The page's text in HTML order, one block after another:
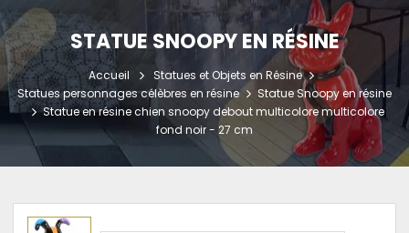
STATUE SNOOPY EN RÉSINE
Accueil
Statues et Objets en Résine
Statues personnages célèbres en résine
Statue Snoopy en résine
Statue en résine chien snoopy debout multicolore multicolore
fond noir - 27 cm